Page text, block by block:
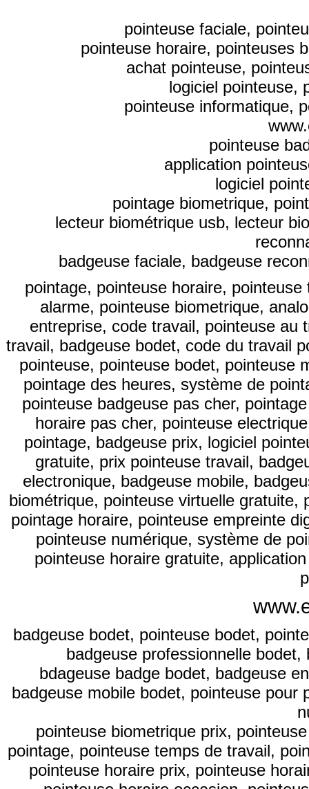
pointeuse faciale,
pointeuse horaire, pointeuses
achat pointeuse,
logiciel pointeuse,
pointeuse informatique,
pointeuse
application
logiciel
pointage biometrique,
lecteur biométrique usb, lecteur
badgeuse faciale, badgeuse
pointage, pointeuse horaire,
alarme, pointeuse biometrique,
entreprise, code travail, pointeuse au
travail, badgeuse bodet, code du travail
pointeuse, pointeuse bodet, pointeuse
pointage des heures, système de
pointeuse badgeuse pas cher,
horaire pas cher, pointeuse
pointage, badgeuse prix, logiciel
gratuite, prix pointeuse travail,
electronique, badgeuse mobile,
biométrique, pointeuse virtuelle
pointage horaire, pointeuse empreinte
pointeuse numérique, système de
pointeuse horaire gratuite,
badgeuse bodet, pointeuse bodet,
badgeuse professionnelle
bdageuse badge bodet, badgeuse
badgeuse mobile bodet, pointeuse pour
pointeuse biometrique prix,
pointage, pointeuse temps de travail,
pointeuse horaire prix, pointeuse